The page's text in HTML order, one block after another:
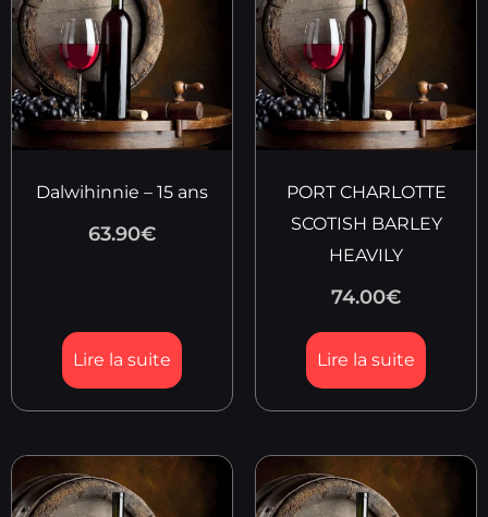
Dalwihinnie – 15 ans
63.90€
Lire la suite
PORT CHARLOTTE
SCOTISH BARLEY
HEAVILY
74.00€
Lire la suite